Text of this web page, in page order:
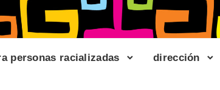
personas racializadas dirección